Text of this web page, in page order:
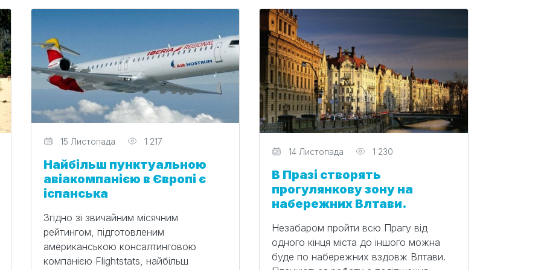
Редактор
15 Листопада 1 217
Найбільш пунктуальною
авіакомпанією в Європі є
іспанська
Згідно зі звичайним місячним
рейтингом, підготовленим
американською консалтинговою
компанією Flightstats, найбільш
Редактор
14 Листопада 1 230
В Празі створять
прогулянкову зону на
набережних Влтави.
Незабаром пройти всю Прагу від
одного кінця міста до іншого можна
буде по набережних вздовж Влтави.